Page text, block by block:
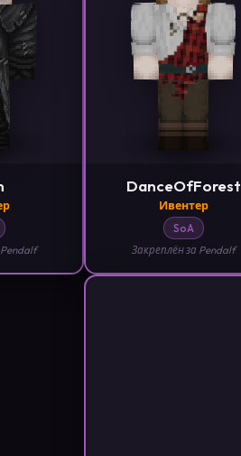
DanceOfForest
Ивентер
SoA
Закреплён за Pendalf